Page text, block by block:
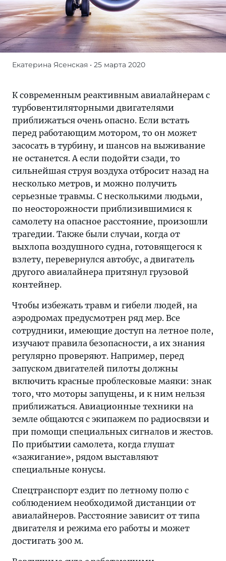
К
реактивным
авиалайнерам
с
турбовентиляторными
двигателями
приближаться
очень
опасно.
Если
встать
перед
работающим
мотором,
то
он
может
в
турбину,
и
шансов
на
выживание
не
останется.
Екатерина Ясенская • 25 марта 2020
К современным реактивным авиалайнерам с
турбовентиляторными двигателями
приближаться очень опасно. Если встать
перед работающим мотором, то он может
засосать в турбину, и шансов на выживание
не останется. А если подойти сзади, то
сильнейшая струя воздуха отбросит назад на
несколько метров, и можно получить
серьезные травмы. С несколькими людьми,
по неосторожности приблизившимися к
самолету на опасное расстояние, произошли
трагедии. Также были случаи, когда от
выхлопа воздушного судна, готовящегося к
взлету, перевернулся автобус, а двигатель
другого авиалайнера притянул грузовой
контейнер.
Чтобы избежать травм и гибели людей, на
аэродромах предусмотрен ряд мер. Все
сотрудники, имеющие доступ на летное поле,
изучают правила безопасности, а их знания
регулярно проверяют. Например, перед
запуском двигателей пилоты должны
включить красные проблесковые маяки: знак
того, что моторы запущены, и к ним нельзя
приближаться. Авиационные техники на
земле общаются с экипажем по радиосвязи и
при помощи специальных сигналов и жестов.
По прибытии самолета, когда глушат
«зажигание», рядом выставляют
специальные конусы.
Спецтранспорт ездит по летному полю с
соблюдением необходимой дистанции от
авиалайнеров. Расстояние зависит от типа
двигателя и режима его работы и может
достигать 300 м.